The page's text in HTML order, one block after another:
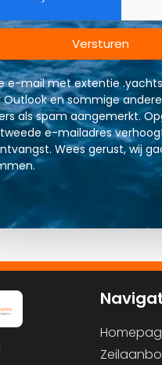
Versturen
e-mail met extentie
Outlook en sommige
als spam aangemerkt.
e-mailadres
Wees gerust, wij